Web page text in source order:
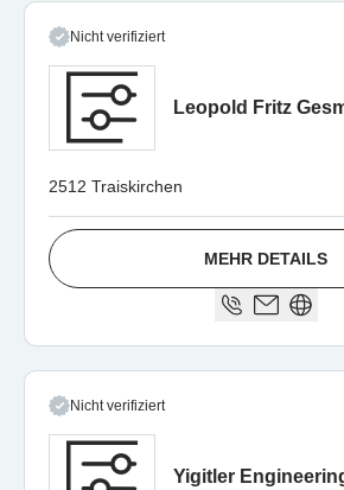
Nicht verifiziert
Leopold Fritz
2512 Traiskirchen
MEHR DETAILS
Nicht verifiziert
Yigitler